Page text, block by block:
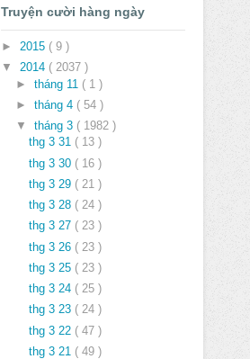
Truyện cười hàng ngày
► 2015 ( 9 )
▼ 2014 ( 2037 )
► tháng 11 ( 1 )
► tháng 4 ( 54 )
▼ tháng 3 ( 1982 )
thg 3 31 ( 13 )
thg 3 30 ( 16 )
thg 3 29 ( 21 )
thg 3 28 ( 24 )
thg 3 27 ( 23 )
thg 3 26 ( 23 )
thg 3 25 ( 23 )
thg 3 24 ( 25 )
thg 3 23 ( 24 )
thg 3 22 ( 47 )
thg 3 21 ( 49 )